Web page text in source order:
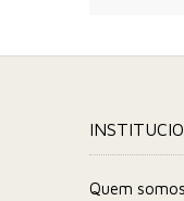
Quem somos